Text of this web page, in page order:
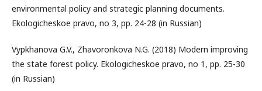
environmental policy and strategic planning documents.
Ekologicheskoe pravo, no 3, pp. 24-28 (in Russian)
Vypkhanova G.V., Zhavoronkova N.G. (2018) Modern improving
the state forest policy. Ekologicheskoe pravo, no 1, pp. 25-30
(in Russian)